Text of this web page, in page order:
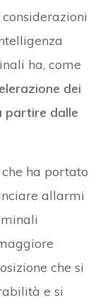
ha, come
dei
partire dalle
ha portato
allarmi
che si
e si